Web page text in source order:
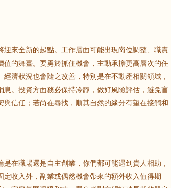
來全新的起點。工作層面可能出現崗位調整、職責
的舞臺。要勇於抓住機會，主動承擔更高層次的任
濟狀況也會隨之改善，特別是在不動產相關領域，
。投資方面務必保持冷靜，做好風險評估，避免盲
信任；若尚在尋找，順其自然的緣分有望在接觸和
在職場還是自主創業，你們都可能遇到貴人相助，
收入外，副業或偶然機會帶來的額外收入值得期